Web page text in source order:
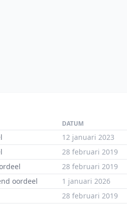
DATUM
12 januari 2023
28 februari 2019
28 februari 2019
oordeel
1 januari 2026
28 februari 2019